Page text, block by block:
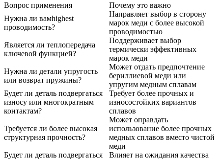
Вопрос применения
Почему это важно
Нужна ли вамhighest
проводимость?
Направляет выбор в сторону
марок меди с более высокой
проводимостью
Является ли теплопередача
ключевой функцией?
Поддерживает выбор
термически эффективных
марок меди
Нужна ли детали упругость
или возврат пружины?
Может отдать предпочтение
бериллиевой меди или
упругим медным сплавам
Будет ли деталь подвергаться
износу или многократным
контактам?
Требует более прочных и
износостойких вариантов
сплавов
Требуется ли более высокая
структурная прочность?
Может оправдать
использование более прочных
медных сплавов вместо чистой
меди
Будет ли деталь подвергаться
Влияет на ожидания качества